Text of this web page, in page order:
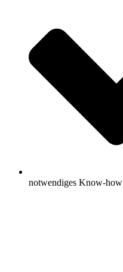
notwendiges Know-how